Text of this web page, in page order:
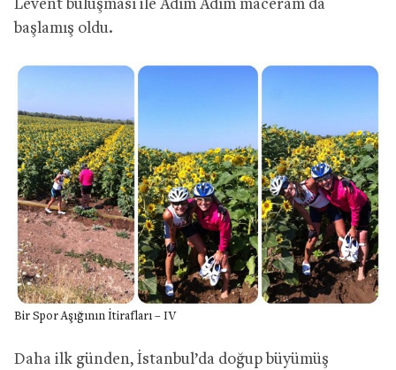
Levent buluşması ile Adım Adım maceram da
başlamış oldu.
Bir Spor Aşığının İtirafları – IV
Daha ilk günden, İstanbul’da doğup büyümüş